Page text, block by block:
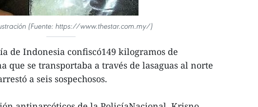
(Fuente: https://www.thestar.com.my/)
de Indonesia confiscó149 kilogramos de
que se transportaba a través de lasaguas al norte
a seis sospechosos.